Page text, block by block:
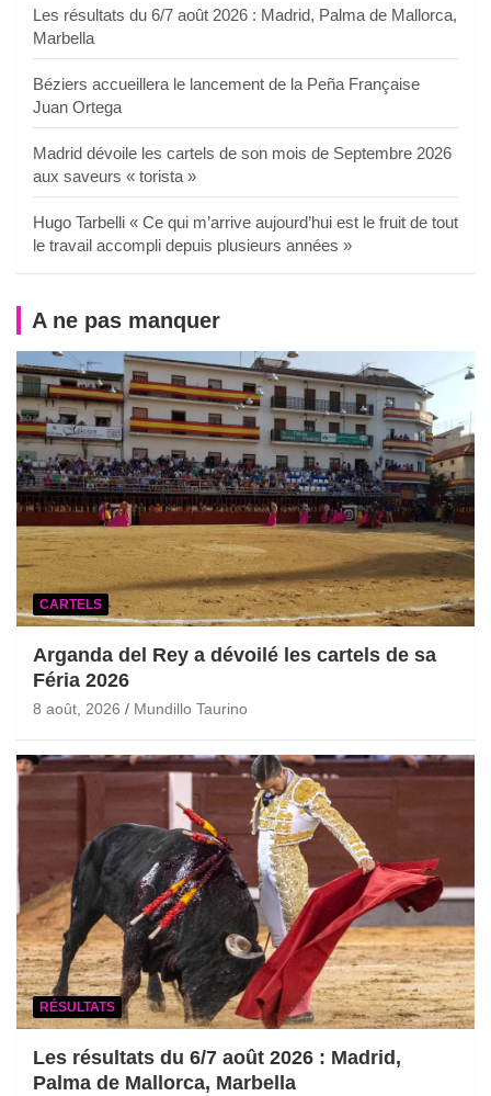
Les résultats du 6/7 août 2026 : Madrid, Palma de Mallorca,
Marbella
Béziers accueillera le lancement de la Peña Française
Juan Ortega
Madrid dévoile les cartels de son mois de Septembre 2026
aux saveurs « torista »
Hugo Tarbelli « Ce qui m’arrive aujourd’hui est le fruit de tout
le travail accompli depuis plusieurs années »
A ne pas manquer
CARTELS
Arganda del Rey a dévoilé les cartels de sa
Féria 2026
8 août, 2026 Mundillo Taurino
RÉSULTATS
Les résultats du 6/7 août 2026 : Madrid,
Palma de Mallorca, Marbella